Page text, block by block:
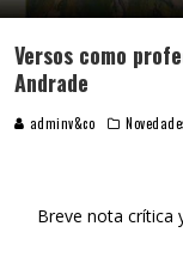
Versos como
Andrade
adminv&co
Breve nota crítica